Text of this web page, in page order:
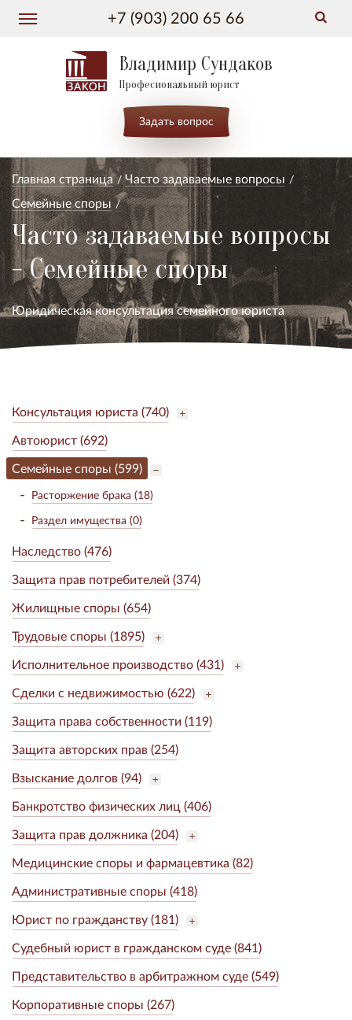
+7 (903) 200 65 66
Владимир Сундаков
Професиональный юрист
Задать вопрос
Главная страница
Часто задаваемые вопросы
Семейные споры
Часто задаваемые вопросы
- Семейные споры
Юридическая консультация семейного юриста
Консультация юриста (740)
Автоюрист (692)
Семейные споры (599)
Расторжение брака (18)
Раздел имущества (0)
Наследство (476)
Защита прав потребителей (374)
Жилищные споры (654)
Трудовые споры (1895)
Исполнительное производство (431)
Сделки с недвижимостью (622)
Защита права собственности (119)
Защита авторских прав (254)
Взыскание долгов (94)
Банкротство физических лиц (406)
Защита прав должника (204)
Медицинские споры и фармацевтика (82)
Административные споры (418)
Юрист по гражданству (181)
Судебный юрист в гражданском суде (841)
Представительство в арбитражном суде (549)
Корпоративные споры (267)